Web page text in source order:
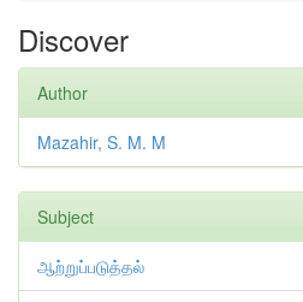
Discover
Author
Mazahir, S. M. M
Subject
ஆற்றுப்படுத்தல்